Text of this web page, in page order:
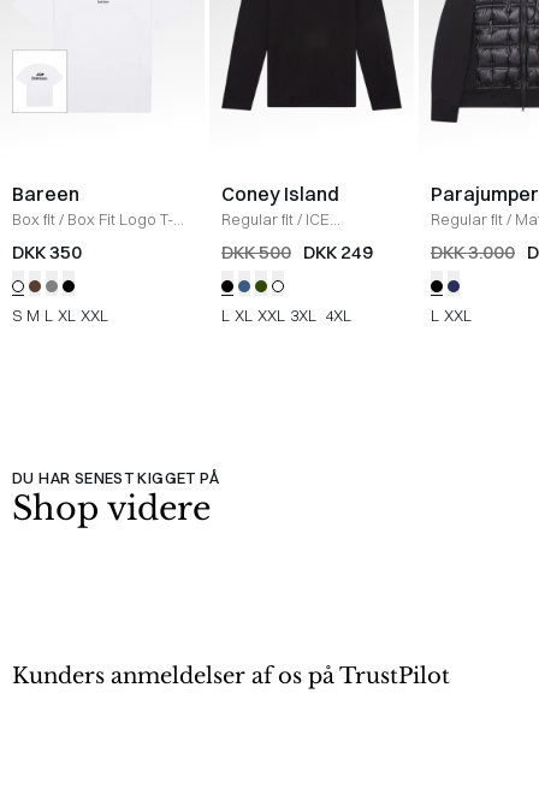
Bareen
Box fit/ Box Fit Logo T-
shirt /WHITE
DKK 350
S M L XL XXL
Coney Island
Regular fit/ ICE
Sweatshirt
/BLACK
DKK 500 DKK 249
L XL XXL 3XL 4XL
Regular fit/
SORT
DKK 3.000
L XXL
DU HAR SENEST KIGGET PÅ
Shop videre
Kunders anmeldelser af os på TrustPilot